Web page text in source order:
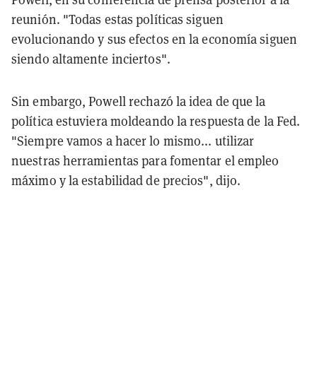
reunión. "Todas estas políticas siguen
evolucionando y sus efectos en la economía siguen
siendo altamente inciertos".
Sin embargo, Powell rechazó la idea de que la
política estuviera moldeando la respuesta de la Fed.
"Siempre vamos a hacer lo mismo... utilizar
nuestras herramientas para fomentar el empleo
máximo y la estabilidad de precios", dijo.